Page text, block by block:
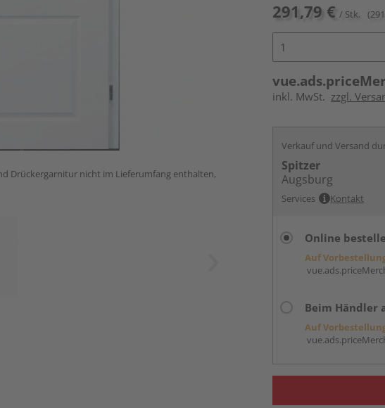
Drückergarnitur nicht im Lieferumfang enthalten,
291,79 € / Stk.
inkl. MwSt. zzgl.
Verkauf und Versand
Spitzer
Augsburg
Services Kontakt
Online
Auf
Beim Händler
Auf